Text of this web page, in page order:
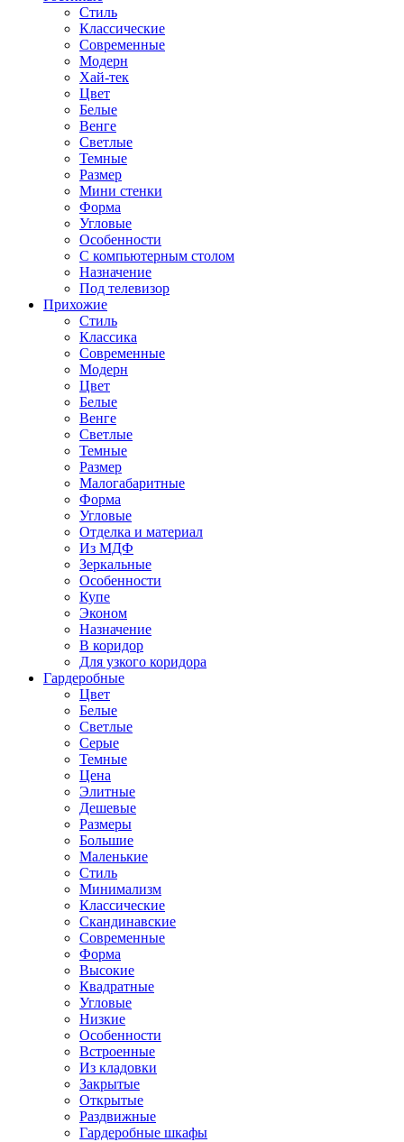
Стиль
Классические
Современные
Модерн
Хай-тек
Цвет
Белые
Венге
Светлые
Темные
Размер
Мини стенки
Форма
Угловые
Особенности
С компьютерным столом
Назначение
Под телевизор
Прихожие
Стиль
Классика
Современные
Модерн
Цвет
Белые
Венге
Светлые
Темные
Размер
Малогабаритные
Форма
Угловые
Отделка и материал
Из МДФ
Зеркальные
Особенности
Купе
Эконом
Назначение
В коридор
Для узкого коридора
Гардеробные
Цвет
Белые
Светлые
Серые
Темные
Цена
Элитные
Дешевые
Размеры
Большие
Маленькие
Стиль
Минимализм
Классические
Скандинавские
Современные
Форма
Высокие
Квадратные
Угловые
Низкие
Особенности
Встроенные
Из кладовки
Закрытые
Открытые
Раздвижные
Гардеробные шкафы